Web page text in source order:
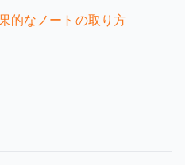
的なノートの取り方